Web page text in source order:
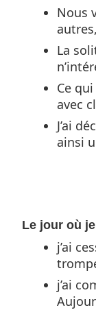
Nous
La
Ce
avec
J’ai
ainsi
Le jour où
j’ai
j’ai